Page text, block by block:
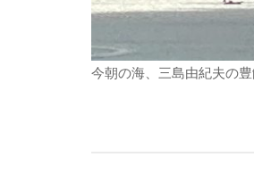
今朝の海、三島由紀夫の